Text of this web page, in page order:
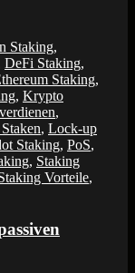
Staking,
DeFi Staking,
Staking,
, Krypto
,
, Lock-up
Staking, PoS,
, Staking
Vorteile,